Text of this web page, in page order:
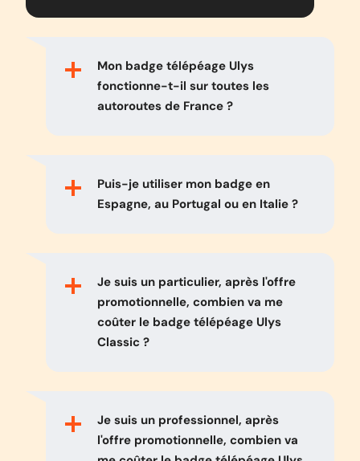
Mon badge télépéage Ulys
fonctionne-t-il sur toutes les
autoroutes de France ?
Puis-je utiliser mon badge en
Espagne, au Portugal ou en Italie ?
Je suis un particulier, après l'offre
promotionnelle, combien va me
coûter le badge télépéage Ulys
Classic ?
Je suis un professionnel, après
l'offre promotionnelle, combien va